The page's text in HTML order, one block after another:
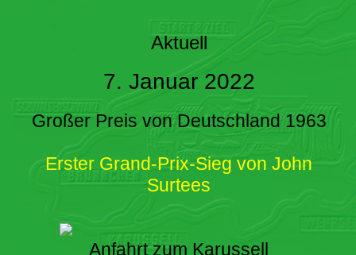
Aktuell
7. Januar 2022
Großer Preis von Deutschland 1963
Erster Grand-Prix-Sieg von John
Surtees
Anfahrt zum Karussell